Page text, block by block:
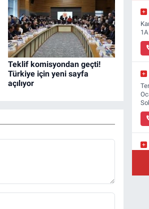
Teklif komisyondan geçti!
Türkiye için yeni sayfa
açılıyor
1A